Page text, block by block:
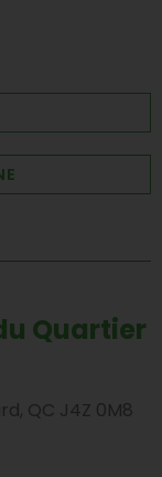
Quartier
QC J4Z 0M8